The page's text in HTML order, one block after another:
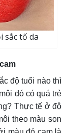
sắc tố da
độ tuổi nào thì
đó có quá trẻ
Thực tế ở độ
theo màu son